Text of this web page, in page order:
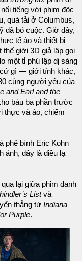
tiếng với phim độc
quá tải ở Columbus,
đã bỏ cuộc. Giờ đây,
tế ảo và thiết bị
thế giới 3D giả lập gọi
một tỉ phú lập dị sáng
cứ gì — giới tính khác,
cùng người yêu của
and Earl and the
báu ba phần trước
thực và ảo, chiếm
phê bình Eric Kohn
ảnh, đây là điều lạ
lại giữa phim danh
Listvà
thẳng từ Indiana
Purple.